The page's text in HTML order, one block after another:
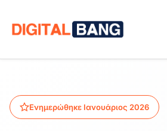
Ενημερώθηκε Ιανουάριος 2026